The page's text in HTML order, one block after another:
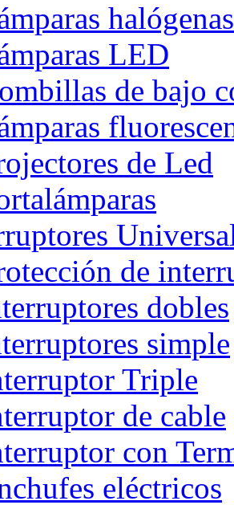
halógenas
LED
de bajo
de Led
de
dobles
simple
Triple
de cable
con
eléctricos